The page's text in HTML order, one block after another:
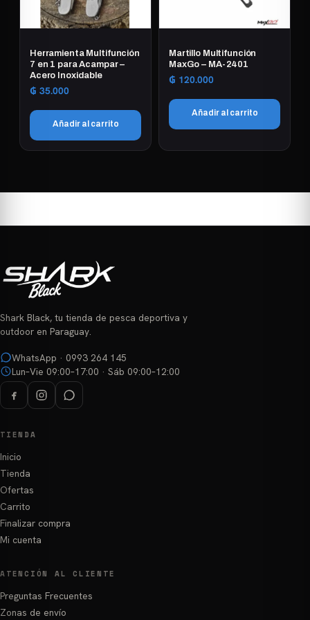
Herramienta Multifunción
7 en 1 para Acampar –
Acero Inoxidable
₲ 35.000
Añadir al carrito
Martillo Multifunción
MaxGo – MA-2401
₲ 120.000
Añadir al carrito
Shark Black, tu tienda de pesca deportiva y
outdoor en Paraguay.
WhatsApp · 0993 264 145
Lun–Vie 09:00–17:00 · Sáb 09:00–12:00
TIENDA
Inicio
Tienda
Ofertas
Carrito
Finalizar compra
Mi cuenta
ATENCIÓN AL CLIENTE
Preguntas Frecuentes
Zonas de envío